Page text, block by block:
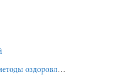
и омоложения